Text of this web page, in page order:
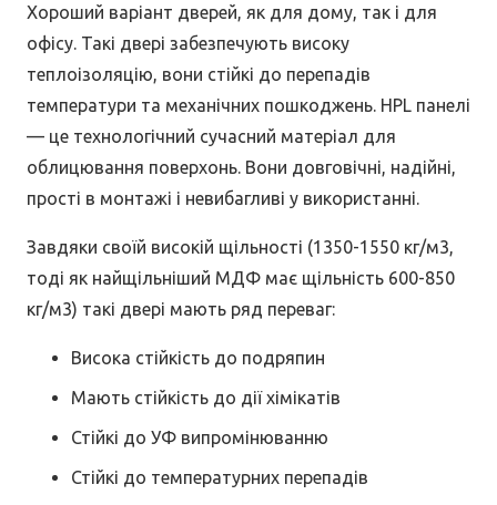
Хороший варіант дверей, як для дому, так і для
офісу. Такі двері забезпечують високу
теплоізоляцію, вони стійкі до перепадів
температури та механічних пошкоджень. HPL панелі
— це технологічний сучасний матеріал для
облицювання поверхонь. Вони довговічні, надійні,
прості в монтажі і невибагливі у використанні.
Завдяки своїй високій щільності (1350-1550 кг/м3,
тоді як найщільніший МДФ має щільність 600-850
кг/м3) такі двері мають ряд переваг:
Висока стійкість до подряпин
Мають стійкість до дії хімікатів
Стійкі до УФ випромінюванню
Стійкі до температурних перепадів